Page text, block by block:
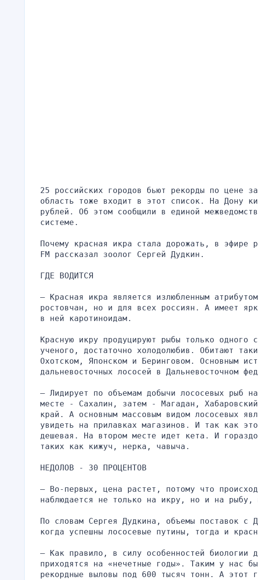
25 российских городов бьют рекорды по цене
область тоже входит в этот список. На Дону
рублей. Об этом сообщили в единой
системе.
Почему красная икра стала дорожать, в
FM рассказал зоолог Сергей Дудкин.
ГДЕ ВОДИТСЯ
– Красная икра является излюбленным
ростовчан, но и для всех россиян. А имеет
в ней каротиноидам.
Красную икру продуцируют рыбы только
ученого, достаточно холодолюбив. Обитают
Охотском, Японском и Беринговом. Основным
дальневосточных лососей в Дальневосточном
– Лидирует по объемам добычи лососевых рыб
месте - Сахалин, затем - Магадан,
край. А основным массовым видом лососевых
увидеть на прилавках магазинов. И так как
дешевая. На втором месте идет кета. И
таких как кижуч, нерка, чавыча.
НЕДОЛОВ - 30 ПРОЦЕНТОВ
– Во-первых, цена растет, потому что
наблюдается не только на икру, но и на рыбу,
По словам Сергея Дудкина, объемы поставок с
когда успешны лососевые путины, тогда и
– Как правило, в силу особенностей биологии
приходятся на «нечетные годы». Таким у нас
рекордные выловы под 600 тысяч тонн. А